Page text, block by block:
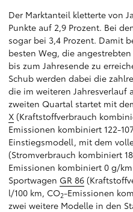
Der Marktanteil kletterte von
Punkte auf 2,9 Prozent. Bei
sogar bei 3,4 Prozent. Damit
besten Weg, die
bis zum Jahresende zu
Schub werden dabei die
die im weiteren Jahresverlauf
zweiten Quartal startet mit
X (Kraftstoffverbrauch
Emissionen kombiniert 122-
Einstiegsmodell, mit dem
(Stromverbrauch kombiniert
Emissionen kombiniert 0 g/
Sportwagen GR 86
l/100 km, CO2-Emissionen
zwei weitere Modelle in den